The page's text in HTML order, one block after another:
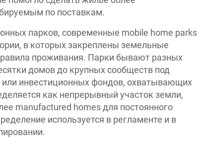
по поставкам.
парков, современные mobile home parks
в которых закреплены земельные
проживания. Парки бывают разных
домов до крупных сообществ под
инвестиционных фондов, охватывающих
как непрерывный участок земли,
manufactured homes для постоянного
используется в регламенте и в